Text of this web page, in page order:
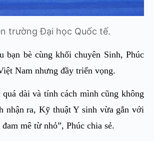
trường Đại học Quốc tế.
bè cùng khối chuyên Sinh, Phúc
Nam nhưng đầy triển vọng.
dài và tính cách mình cũng không
nhận ra, Kỹ thuật Y sinh vừa gắn với
mê từ nhỏ”, Phúc chia sẻ.